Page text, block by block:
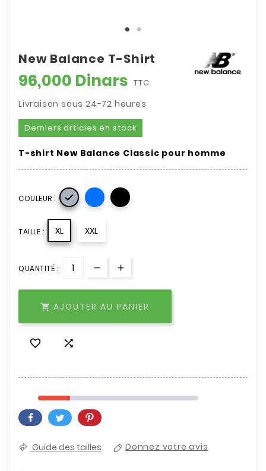
New Balance T-Shirt
96,000 Dinars TTC
Livraison sous 24-72 heures
Derniers articles en stock
T-shirt New Balance Classic pour homme
COULEUR : 
TAILLE : XL XXL
QUANTITÉ :
 AJOUTER AU PANIER
 
Guide des tailles Donnez votre avis